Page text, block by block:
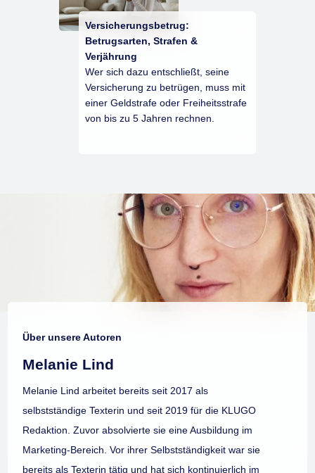
Versicherungsbetrug:
Betrugsarten, Strafen &
Verjährung
Wer sich dazu entschließt, seine
Versicherung zu betrügen, muss mit
einer Geldstrafe oder Freiheitsstrafe
von bis zu 5 Jahren rechnen.
Über unsere Autoren
Melanie Lind
Melanie Lind arbeitet bereits seit 2017 als
selbstständige Texterin und seit 2019 für die KLUGO
Redaktion. Zuvor absolvierte sie eine Ausbildung im
Marketing-Bereich. Vor ihrer Selbstständigkeit war sie
bereits als Texterin tätig und hat sich kontinuierlich im